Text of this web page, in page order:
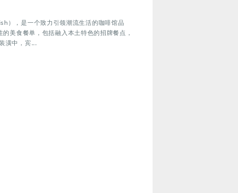
），是一个致力引领潮流生活的咖啡馆品
美食餐单，包括融入本土特色的招牌餐点，
潢中，宾...